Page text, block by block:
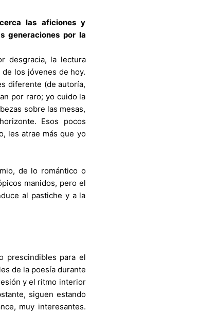
las aficiones y
generaciones por la
desgracia, la lectura
los jóvenes de hoy.
diferente (de autoría,
por raro; yo cuido la
sobre las mesas,
Esos pocos
les atrae más que yo
de lo romántico o
manidos, pero el
al pastiche y a la
prescindibles para el
de la poesía durante
y el ritmo interior
siguen estando
muy interesantes.